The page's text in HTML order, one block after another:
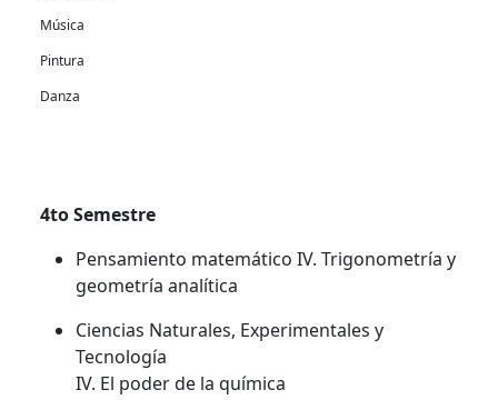
Música
Pintura
Danza
4to Semestre
Pensamiento matemático IV. Trigonometría y
geometría analítica
Ciencias Naturales, Experimentales y
Tecnología
IV. El poder de la química